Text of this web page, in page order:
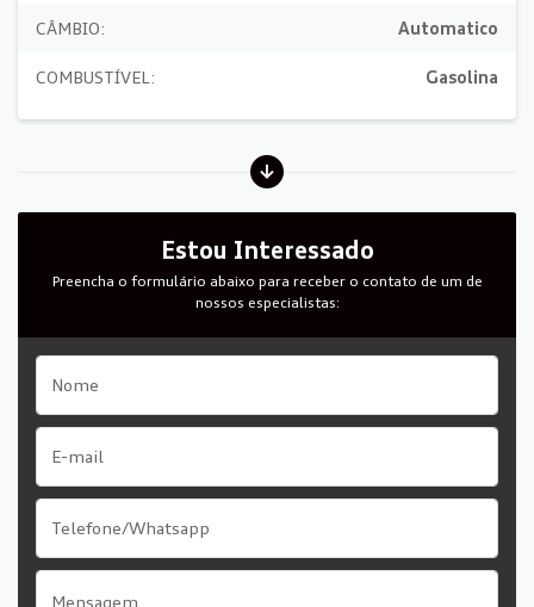
CÂMBIO: Automatico
COMBUSTÍVEL: Gasolina
Estou Interessado
Preencha o formulário abaixo para receber o contato de um de
nossos especialistas: